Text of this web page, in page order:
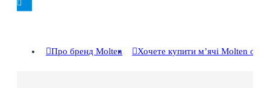
Про бренд Molten Хочете купити мʼячі Molten